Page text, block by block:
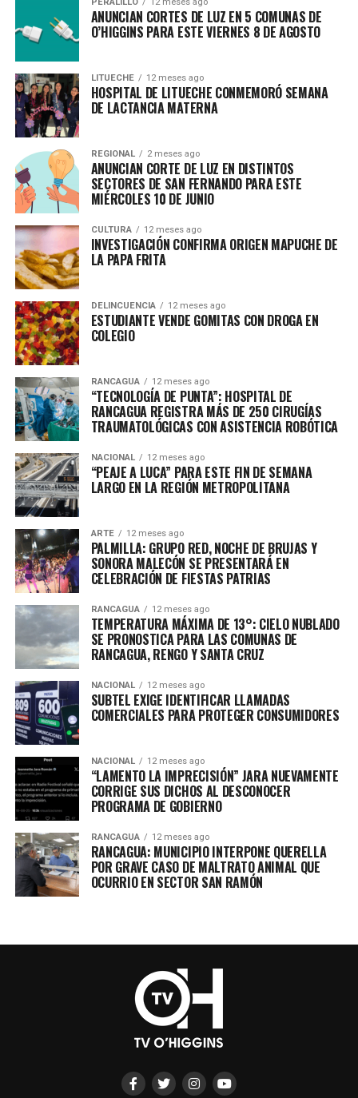
ANUNCIAN CORTES DE LUZ EN 5 COMUNAS DE
O’HIGGINS PARA ESTE VIERNES 8 DE AGOSTO
LITUECHE 12 meses ago
HOSPITAL DE LITUECHE CONMEMORÓ SEMANA
DE LACTANCIA MATERNA
REGIONAL 2 meses ago
ANUNCIAN CORTE DE LUZ EN DISTINTOS
SECTORES DE SAN FERNANDO PARA ESTE
MIÉRCOLES 10 DE JUNIO
CULTURA 12 meses ago
INVESTIGACIÓN CONFIRMA ORIGEN MAPUCHE DE
LA PAPA FRITA
DELINCUENCIA 12 meses ago
ESTUDIANTE VENDE GOMITAS CON DROGA EN
COLEGIO
RANCAGUA 12 meses ago
“TECNOLOGÍA DE PUNTA”: HOSPITAL DE
RANCAGUA REGISTRA MÁS DE 250 CIRUGÍAS
TRAUMATOLÓGICAS CON ASISTENCIA ROBÓTICA
NACIONAL 12 meses ago
“PEAJE A LUCA” PARA ESTE FIN DE SEMANA
LARGO EN LA REGIÓN METROPOLITANA
ARTE 12 meses ago
PALMILLA: GRUPO RED, NOCHE DE BRUJAS Y
SONORA MALECÓN SE PRESENTARÁ EN
CELEBRACIÓN DE FIESTAS PATRIAS
RANCAGUA 12 meses ago
TEMPERATURA MÁXIMA DE 13°: CIELO NUBLADO
SE PRONOSTICA PARA LAS COMUNAS DE
RANCAGUA, RENGO Y SANTA CRUZ
NACIONAL 12 meses ago
SUBTEL EXIGE IDENTIFICAR LLAMADAS
COMERCIALES PARA PROTEGER CONSUMIDORES
NACIONAL 12 meses ago
“LAMENTO LA IMPRECISIÓN” JARA NUEVAMENTE
CORRIGE SUS DICHOS AL DESCONOCER
PROGRAMA DE GOBIERNO
RANCAGUA 12 meses ago
RANCAGUA: MUNICIPIO INTERPONE QUERELLA
POR GRAVE CASO DE MALTRATO ANIMAL QUE
OCURRIO EN SECTOR SAN RAMÓN